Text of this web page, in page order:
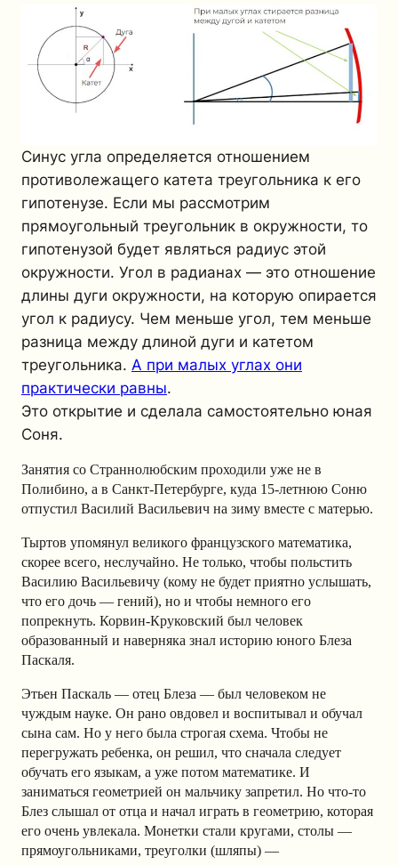
Синус угла определяется отношением
противолежащего катета треугольника к его
гипотенузе. Если мы рассмотрим
прямоугольный треугольник в окружности, то
гипотенузой будет являться радиус этой
окружности. Угол в радианах — это отношение
длины дуги окружности, на которую опирается
угол к радиусу. Чем меньше угол, тем меньше
разница между длиной дуги и катетом
треугольника. А при малых углах они
практически равны.
Это открытие и сделала самостоятельно юная
Соня.
Занятия со Страннолюбским проходили уже не в
Полибино, а в Санкт-Петербурге, куда 15-летнюю Соню
отпустил Василий Васильевич на зиму вместе с матерью.
Тыртов упомянул великого французского математика,
скорее всего, неслучайно. Не только, чтобы польстить
Василию Васильевичу (кому не будет приятно услышать,
что его дочь — гений), но и чтобы немного его
попрекнуть. Корвин-Круковский был человек
образованный и наверняка знал историю юного Блеза
Паскаля.
Этьен Паскаль — отец Блеза — был человеком не
чуждым науке. Он рано овдовел и воспитывал и обучал
сына сам. Но у него была строгая схема. Чтобы не
перегружать ребенка, он решил, что сначала следует
обучать его языкам, а уже потом математике. И
заниматься геометрией он мальчику запретил. Но что-то
Блез слышал от отца и начал играть в геометрию, которая
его очень увлекала. Монетки стали кругами, столы —
прямоугольниками, треуголки (шляпы) —